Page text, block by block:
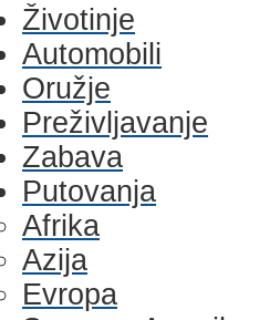
Životinje
Automobili
Oružje
Preživljavanje
Zabava
Putovanja
Afrika
Azija
Evropa